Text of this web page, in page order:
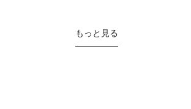
もっと見る